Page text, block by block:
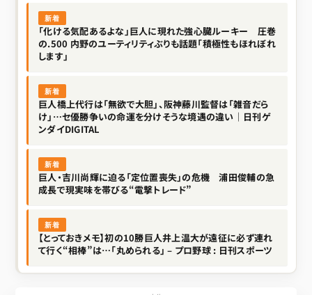
新着
「化ける気配あるよな」巨人に現れた強心臓ルーキー 圧巻
の.500 内野のユーティリティぶりも話題「積極性もほれぼれ
します」
新着
巨人橋上代行は「無欲で大胆」、阪神藤川監督は「雑音だら
け」…セ優勝争いの命運を分けそうな境遇の違い｜日刊ゲ
ンダイDIGITAL
新着
巨人・吉川尚輝に迫る「定位置喪失」の危機 浦田俊輔の急
成長で現実味を帯びる“電撃トレード”
新着
【とっておきメモ】初の10勝巨人井上温大が遠征に必ず連れ
て行く“相棒”は…「丸められる」 – プロ野球 : 日刊スポーツ